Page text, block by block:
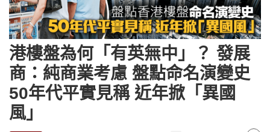
港樓盤為何「有英無中」？ 發展
商：純商業考慮 盤點命名演變史
50年代平實見稱 近年掀「異國
風」